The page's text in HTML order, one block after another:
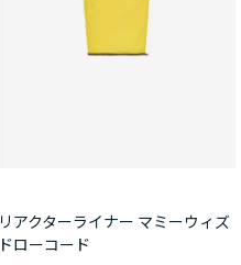
リアクターライナー マミーウィズ
ドローコード